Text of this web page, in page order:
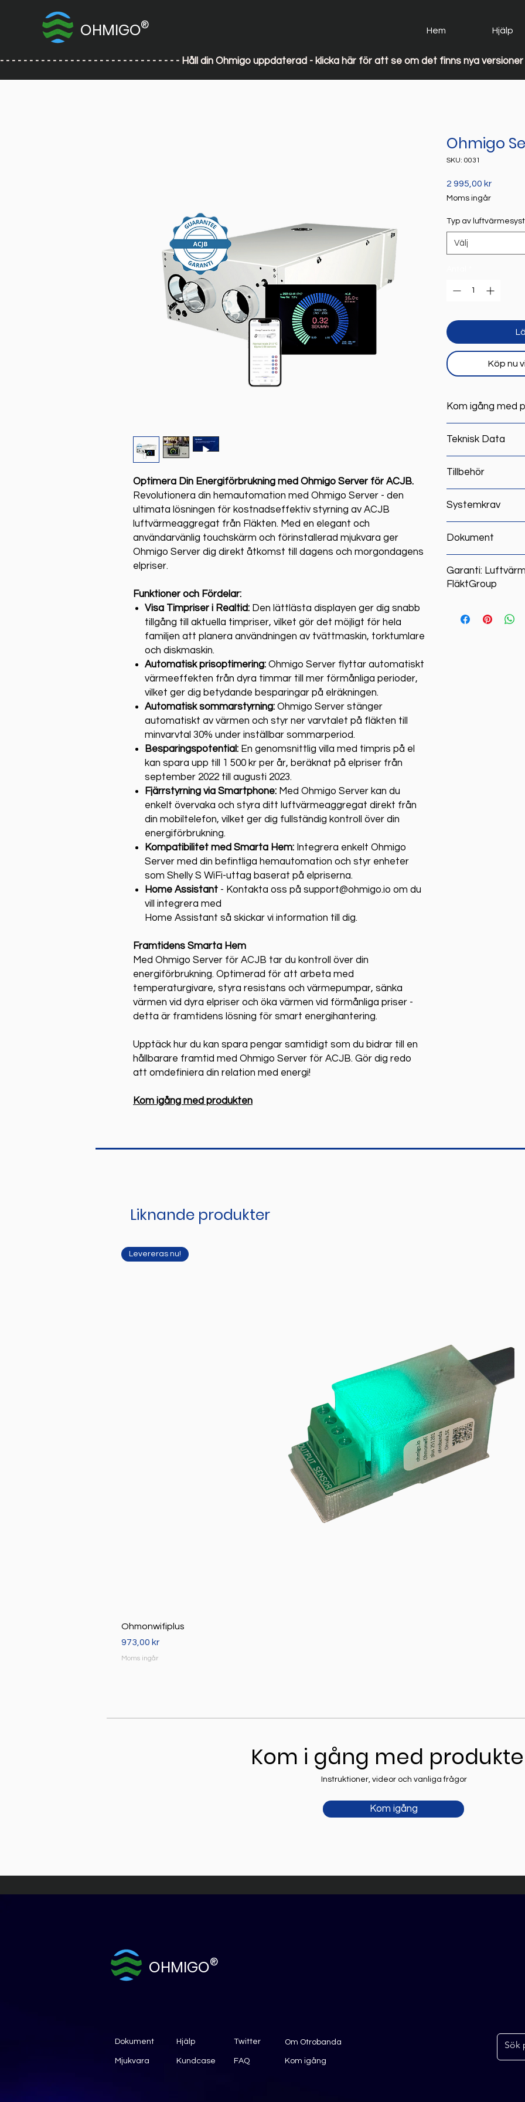
OHMIGO® Hem Hjälp
- - - - - - - - - - - - - - - - - - - - - - - - - - - - - - - Håll din Ohmigo uppdaterad - klicka här för att se om det finns nya
Optimera Din Energiförbrukning med Ohmigo Server för ACJB.
Revolutionera din hemautomation med Ohmigo Server - den
ultimata lösningen för kostnadseffektiv styrning av ACJB
luftvärmeaggregat från Fläkten. Med en elegant och
användarvänlig touchskärm och förinstallerad mjukvara ger
Ohmigo Server dig direkt åtkomst till dagens och morgondagens
elpriser.
Funktioner och Fördelar:
Visa Timpriser i Realtid: Den lättlästa displayen ger dig snabb
tillgång till aktuella timpriser, vilket gör det möjligt för hela
familjen att planera användningen av tvättmaskin, torktumlare
och diskmaskin.
Automatisk prisoptimering: Ohmigo Server flyttar automatiskt
värmeeffekten från dyra timmar till mer förmånliga perioder,
vilket ger dig betydande besparingar på elräkningen.
Automatisk sommarstyrning: Ohmigo Server stänger
automatiskt av värmen och styr ner varvtalet på fläkten till
minvarvtal 30% under inställbar sommarperiod.
Besparingspotential: En genomsnittlig villa med timpris på el
kan spara upp till 1 500 kr per år, beräknat på elpriser från
september 2022 till augusti 2023.
Fjärrstyrning via Smartphone: Med Ohmigo Server kan du
enkelt övervaka och styra ditt luftvärmeaggregat direkt från
din mobiltelefon, vilket ger dig fullständig kontroll över din
energiförbrukning.
Kompatibilitet med Smarta Hem: Integrera enkelt Ohmigo
Server med din befintliga hemautomation och styr enheter
som Shelly S WiFi-uttag baserat på elpriserna.
Home Assistant - Kontakta oss på support@ohmigo.io om du
vill integrera med
Home Assistant så skickar vi information till dig.
Framtidens Smarta Hem
Med Ohmigo Server för ACJB tar du kontroll över din
energiförbrukning. Optimerad för att arbeta med
temperaturgivare, styra resistans och värmepumpar, sänka
värmen vid dyra elpriser och öka värmen vid förmånliga priser -
detta är framtidens lösning för smart energihantering.
Upptäck hur du kan spara pengar samtidigt som du bidrar till en
hållbarare framtid med Ohmigo Server för ACJB. Gör dig redo
att omdefiniera din relation med energi!
Kom igång med produkten
Ohmigo
SKU: 0031
2 995,00 krPris
Moms ingår
Typ av
Välj
Köp nu
Kom igång med
Vanliga frågor
Teknisk Data
ACJB-aggregat
Tillbehör
Systemkrav
Luftvärmeaggregat
Dokument
Garanti:
FläktGroup
från FläktGroup
Liknande produkter
Levereras nu!
Ohmonwifiplus
Pris
973,00 kr
Moms ingår
Kom i gång med
Instruktioner, videor och vanliga frågor
Kom igång
OHMIGO®
Dokument Hjälp Twitter Om Otrobanda
Mjukvara Kundcase FAQ Kom igång